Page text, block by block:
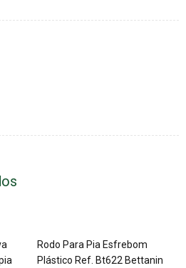
Rodo Para Pia Esfrebom
Plástico Ref. Bt622 Bettanin